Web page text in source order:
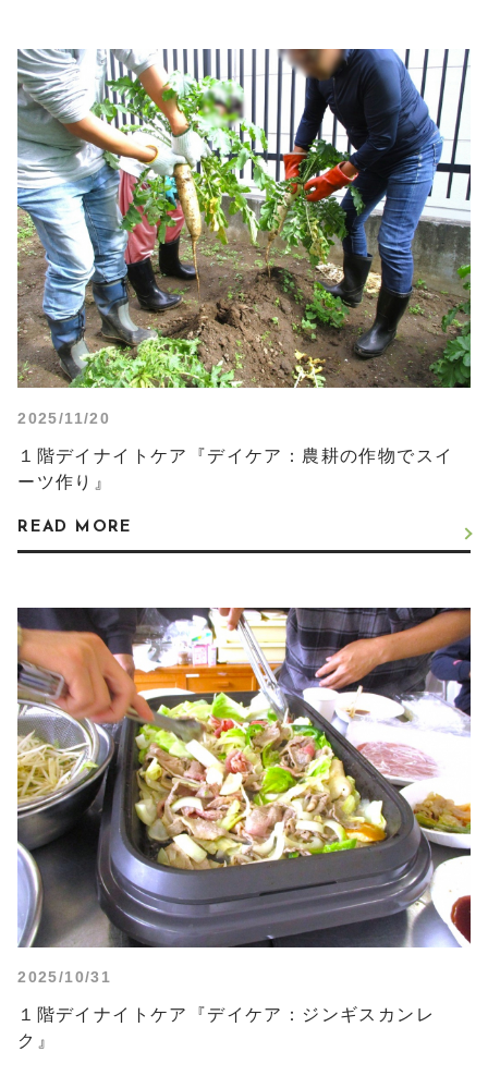
2025/11/20
１階デイナイトケア『デイケア：農耕の作物でスイ
ーツ作り』
READ MORE
2025/10/31
１階デイナイトケア『デイケア：ジンギスカンレ
ク』